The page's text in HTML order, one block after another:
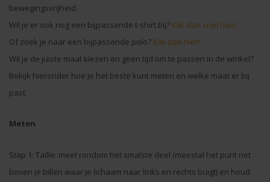
bewegingsvrijheid.
Wil je er ook nog een bijpassende t-shirt bij? Klik dan snel hier!
Of zoek je naar een bijpassende polo? Klik dan hier!
Wil je de juiste maat kiezen en geen tijd om te passen in de winkel?
Bekijk hieronder hoe je het beste kunt meten en welke maat er bij
past.
Meten
Stap 1: Taille: meet rondom het smalste deel (meestal het punt net
boven je billen waar je lichaam naar links en rechts buigt) en houd